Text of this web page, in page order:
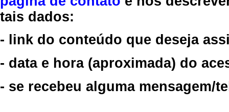
tais dados:
- link do conteúdo que deseja
- data e hora (aproximada) do
- se recebeu alguma mensagem/